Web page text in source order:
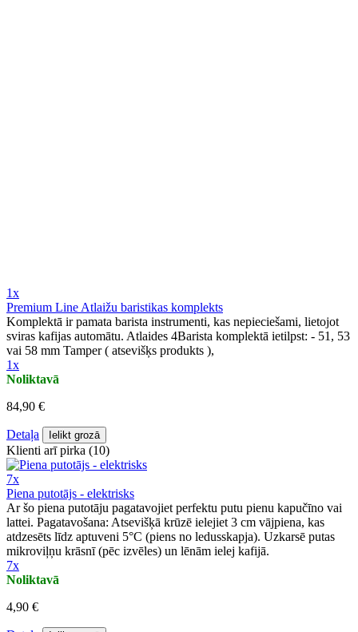
1x
Premium Line Atlaižu baristikas komplekts
Komplektā ir pamata barista instrumenti, kas nepieciešami, lietojot
sviras kafijas automātu. Atlaides 4Barista komplektā ietilpst: - 51, 53
vai 58 mm Tamper ( atsevišķs produkts ),
1x
Noliktavā
84,90 €
Detaļa Ielikt grozā
Klienti arī pirka (10)
7x
Piena putotājs - elektrisks
Ar šo piena putotāju pagatavojiet perfektu putu pienu kapučīno vai
lattei. Pagatavošana: Atsevišķā krūzē ielejiet 3 cm vājpiena, kas
atdzesēts līdz aptuveni 5°C (piens no ledusskapja). Uzkarsē putas
mikroviļņu krāsnī (pēc izvēles) un lēnām ielej kafijā.
7x
Noliktavā
4,90 €